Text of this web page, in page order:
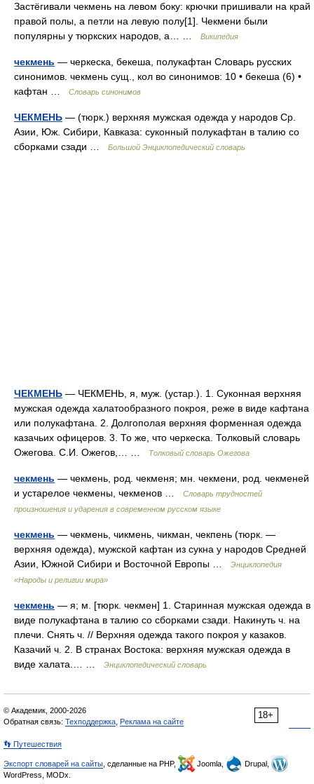
Застёгивали чекмень на левом боку: крючки пришивали на край
правой полы, а петли на ле­вую полу[1]. Чекмени были
популярны у тюркских народов, а… …
Википедия
чекмень — черкеска, бекеша, полукафтан Словарь русских
синонимов. чекмень сущ., кол во синонимов: 10 • бекеша (6) •
кафтан …
Словарь синонимов
ЧЕКМЕНЬ — (тюрк.) верхняя мужская одежда у народов Ср.
Азии, Юж. Сибири, Кавказа: суконный полукафтан в талию со
сборками сзади …
Большой Энциклопедический словарь
ЧЕКМЕНЬ — ЧЕКМЕНЬ, я, муж. (устар.). 1. Суконная верхняя
мужская одежда халатообразного покроя, реже в виде кафтана
или полукафтана. 2. Долгополая верхняя форменная одежда
казачьих офицеров. 3. То же, что черкеска. Толковый словарь
Ожегова. С.И. Ожегов,… …
Толковый словарь Ожегова
чекмень — чекмень, род. чекменя; мн. чекмени, род. чекменей
и устарелое чекмены, чекменов …
Словарь трудностей
произношения и ударения в современном русском языке
чекмень — чекмень, чикмень, чикман, чекпень (тюрк. —
верхняя одежда), мужской кафтан из сукна у народов Средней
Азии, Южной Сибири и Восточной Европы …
Энциклопедия
«Народы и религии мира»
чекмень — я; м. [тюрк. чекмен] 1. Старинная мужская одежда в
виде полукафтана в талию со сборками сзади. Накинуть ч. на
плечи. Снять ч. // Верхняя одежда такого покроя у казаков.
Казачий ч. 2. В странах Востока: верхняя мужская одежда в
виде халата.… …
Энциклопедический словарь
18+
© Академик, 2000-2026
Обратная связь: Техподдержка Реклама на сайте
👣 Путешествия
Экспорт словарей на сайты , сделанные на PHP, Joomla,
Drupal,
WordPress, MODx.